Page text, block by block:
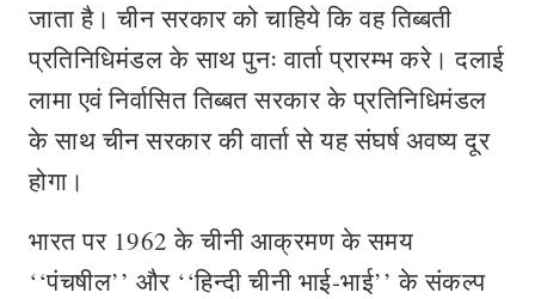
जाता है। चीन सरकार को चाहिये कि वह तिब्बती
प्रतिनिधिमंडल के साथ पुनः वार्ता प्रारम्भ करे। दलाई
लामा एवं निर्वासित तिब्बत सरकार के प्रतिनिधिमंडल
के साथ चीन सरकार की वार्ता से यह संघर्ष अवष्य दूर
होगा।
भारत पर 1962 के चीनी आक्रमण के समय
‘‘पंचषील’’ और ‘‘हिन्दी चीनी भाई-भाई’’ के संकल्प